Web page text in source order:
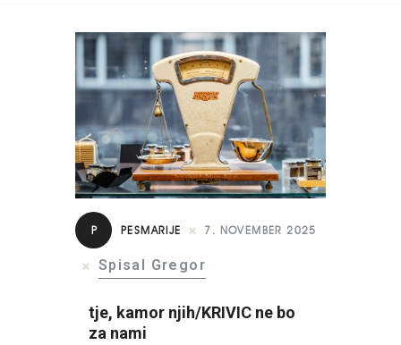
S SVETNIKOM NA TI
PREDSTAVE
KNJIGE
KONTAKT
P PESMARIJE 7. NOVEMBER 2025
Spisal Gregor
tje, kamor njih/KRIVIC ne bo
za nami